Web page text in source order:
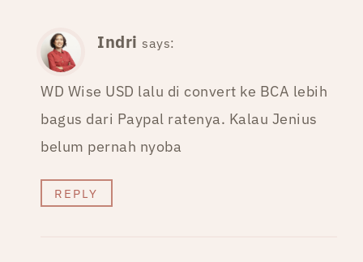
Indri says:
WD Wise USD lalu di convert ke BCA lebih
bagus dari Paypal ratenya. Kalau Jenius
belum pernah nyoba
REPLY